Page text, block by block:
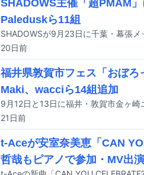
SHADOWS主催「超PMAM
Paleduskら11組
20日前
福井県敦賀市フェス「おぼ
Maki、wacciら14組追加
21日前
t-Aceが安室奈美恵「CAN
哲哉もピアノで参加・MV出演